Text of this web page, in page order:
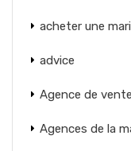
acheter une
advice
Agence de
Agences de la